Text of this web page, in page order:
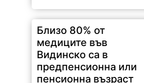
175 | 2026-08-05 14:53:44